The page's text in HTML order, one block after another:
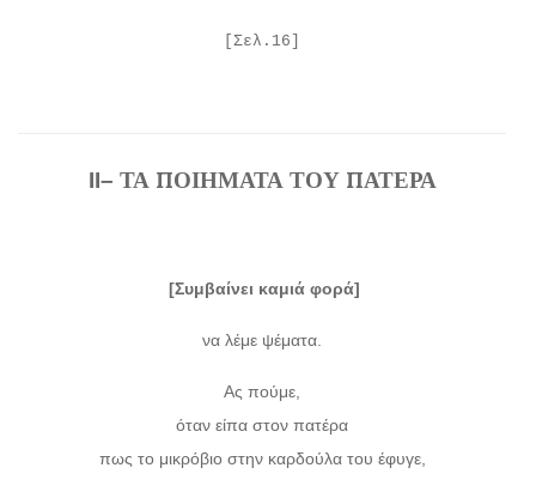
[Σελ.16]
II– ΤΑ ΠΟΙΗΜΑΤΑ ΤΟΥ ΠΑΤΕΡΑ
[Συμβαίνει καμιά φορά]
να λέμε ψέματα.
Ας πούμε,
όταν είπα στον πατέρα
πως το μικρόβιο στην καρδούλα του έφυγε,